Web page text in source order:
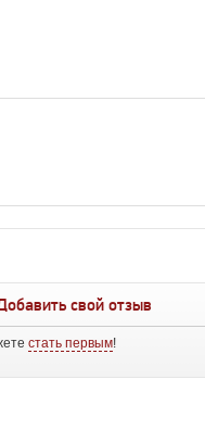
свой отзыв
стать первым!